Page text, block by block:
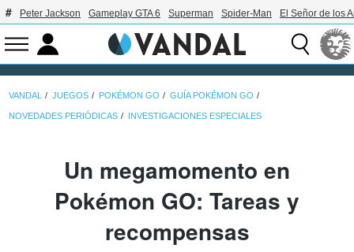
Peter Jackson Gameplay GTA 6 Superman Spider-Man El Señor de los
VANDAL JUEGOS POKÉMON GO GUÍA POKÉMON GO
NOVEDADES PERIÓDICAS INVESTIGACIONES ESPECIALES
Un megamomento en
Pokémon GO: Tareas y
recompensas